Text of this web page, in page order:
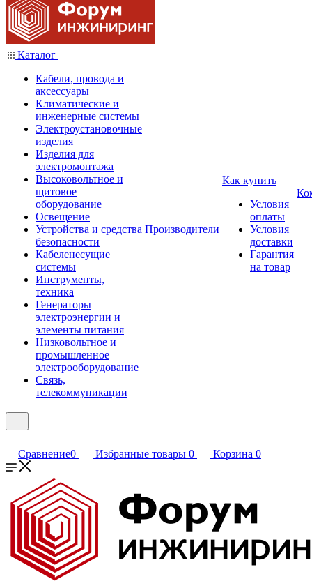
Каталог
Кабели, провода и
аксессуары
Климатические и
инженерные системы
Электроустановочные
изделия
Изделия для
электромонтажа
Высоковольтное и
щитовое
оборудование
Освещение
Устройства и средства
безопасности
Кабеленесущие
системы
Инструменты,
техника
Генераторы
электроэнергии и
элементы питания
Низковольтное и
промышленное
электрооборудование
Связь,
телекоммуникации
Производители
Как купить
Условия
оплаты
Условия
доставки
Гарантия
на товар
Сравнение0 Избранные товары 0 Корзина 0